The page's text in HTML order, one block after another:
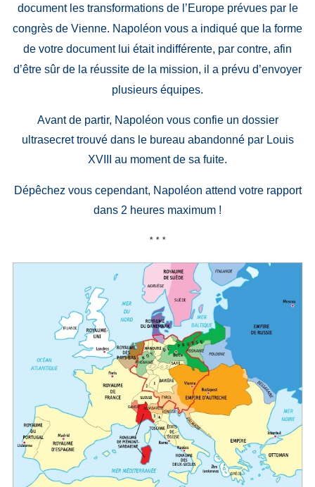
document les transformations de l’Europe prévues par le
congrès de Vienne. Napoléon vous a indiqué que la forme
de votre document lui était indifférente, par contre, afin
d’être sûr de la réussite de la mission, il a prévu d’envoyer
plusieurs équipes.
Avant de partir, Napoléon vous confie un dossier
ultrasecret trouvé dans le bureau abandonné par Louis
XVIII au moment de sa fuite.
Dépêchez vous cependant, Napoléon attend votre rapport
dans 2 heures maximum !
* * *